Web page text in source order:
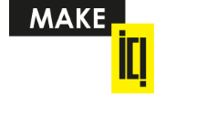
Aller
au